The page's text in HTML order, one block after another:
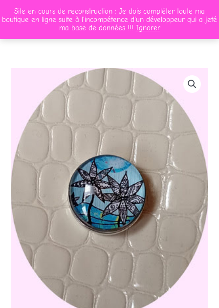
Site en cours de reconstruction : Je dois compléter toute ma
boutique en ligne suite à l'incompétence d'un développeur qui a jeté
ma base de données !!! Ignorer
au
contenu
Panier/0,00€